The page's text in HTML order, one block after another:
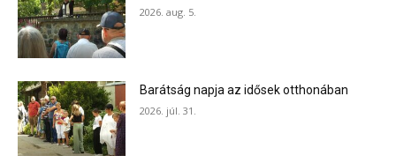
2026. aug. 5.
Barátság napja az idősek otthonában
2026. júl. 31.